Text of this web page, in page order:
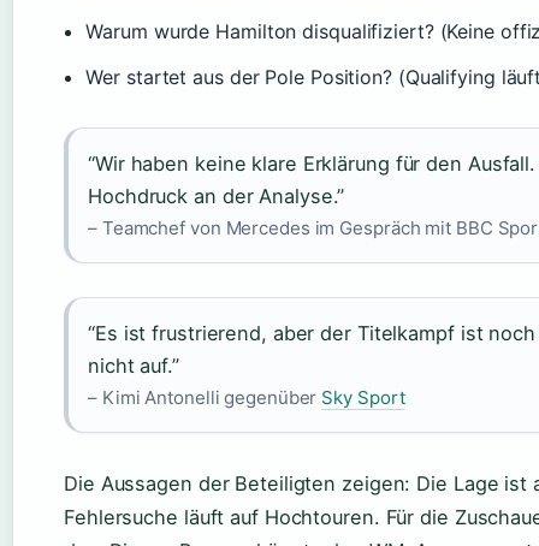
Warum wurde Hamilton disqualifiziert? (Keine
Wer startet aus der Pole Position? (Qualifying
“Wir haben keine klare Erklärung für den
Hochdruck an der Analyse.”
– Teamchef von Mercedes im Gespräch mit BBC
“Es ist frustrierend, aber der Titelkampf ist
nicht auf.”
– Kimi Antonelli gegenüber Sky Sport
Die Aussagen der Beteiligten zeigen: Die Lage ist
Fehlersuche läuft auf Hochtouren. Für die